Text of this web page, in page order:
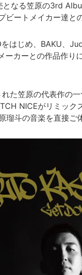
なる笠原の3rd
ビートメイカー達と
はじめ、BAKU、
カーとの作品作り
た笠原の代表作の
NICEがリミッ
瑠斗の音楽を直接ご